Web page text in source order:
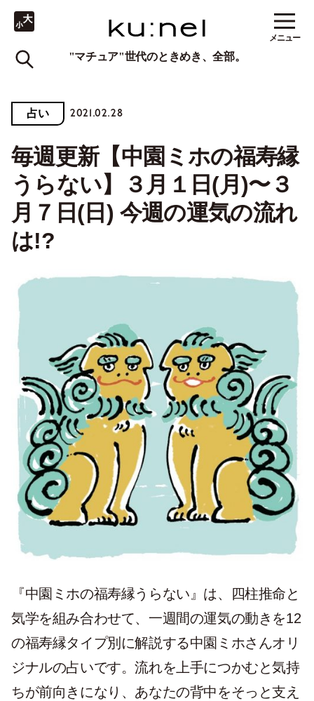
"マチュア"世代のときめき、全部。
メニュー
占い 2021.02.28
毎週更新【中園ミホの福寿縁
うらない】３月１日(月)〜３
月７日(日) 今週の運気の流れ
は!?
『中園ミホの福寿縁うらない』は、四柱推命と
気学を組み合わせて、一週間の運気の動きを12
の福寿縁タイプ別に解説する中園ミホさんオリ
ジナルの占いです。流れを上手につかむと気持
ちが前向きになり、あなたの背中をそっと支え